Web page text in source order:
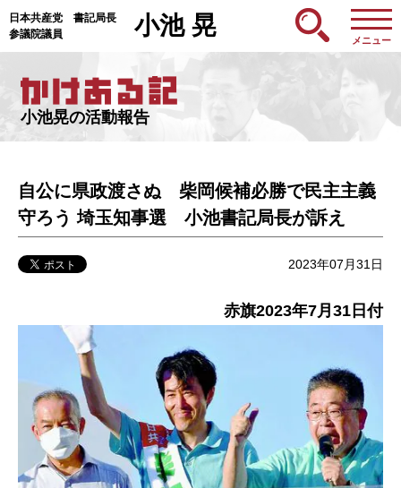
日本共産党 書記局長
参議院議員
小池 晃
メニュー
小池晃の活動報告
自公に県政渡さぬ 柴岡候補必勝で民主主義
守ろう 埼玉知事選 小池書記局長が訴え
2023年07月31日
赤旗2023年7月31日付